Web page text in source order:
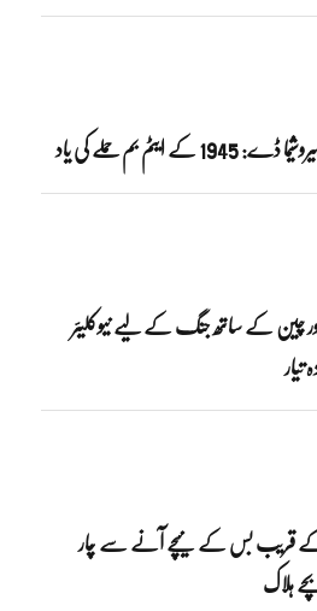
ڈے: 1945 کے ایٹم بم حملے کی یاد
چین کے ساتھ جنگ کے لیے نیوکلیئر
کے قریب بس کے نیچے آنے سے چار
ہلاک